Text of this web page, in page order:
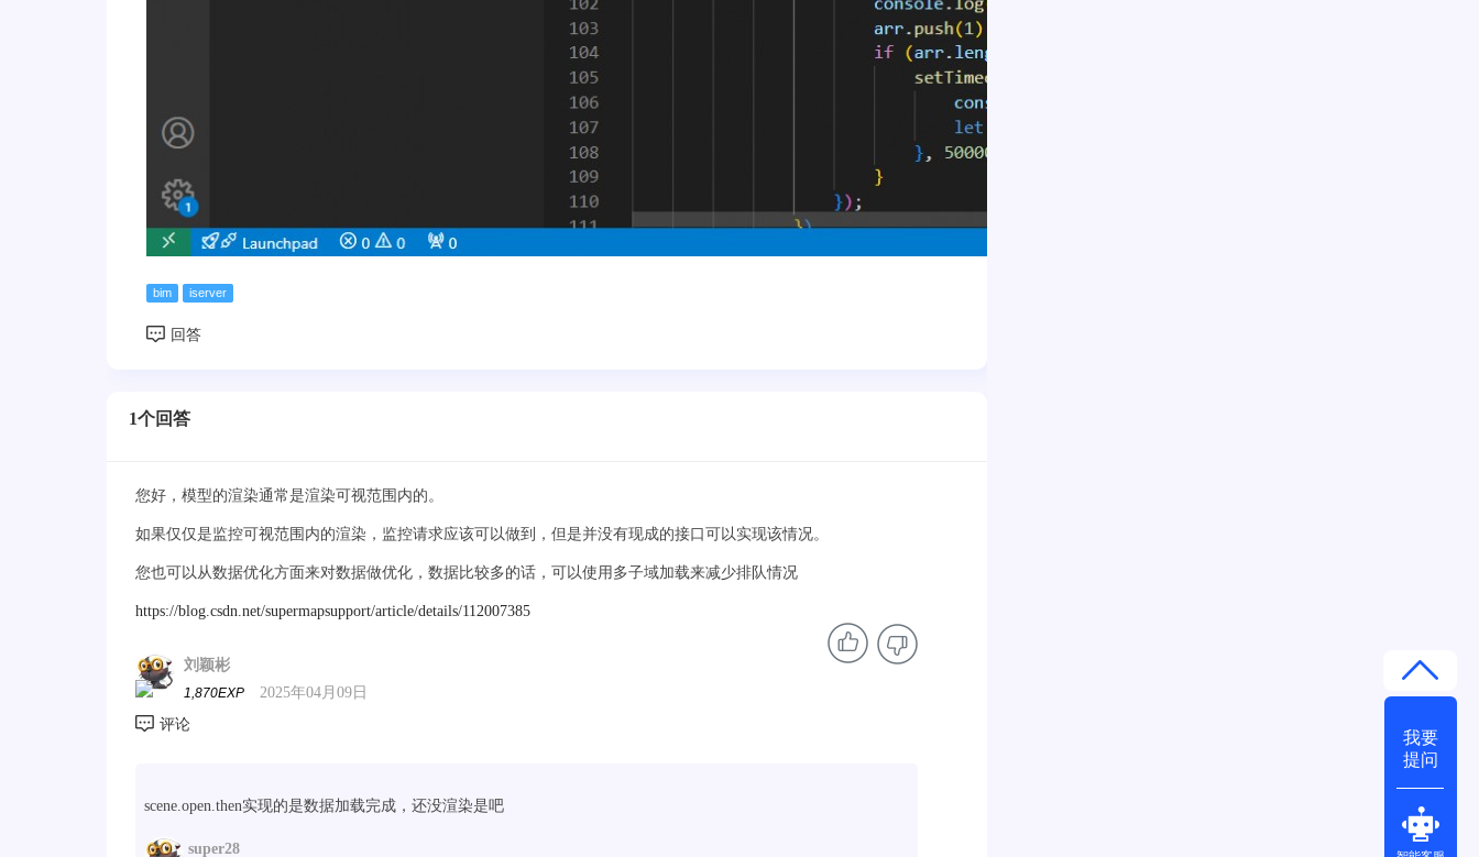
我要
提问
bim iserver
1个回答
您好，模型的渲染通常是渲染可视范围内的。
如果仅仅是监控可视范围内的渲染，监控请求应该可以做到，但是并没有现成的接口可以实现该情况。
您也可以从数据优化方面来对数据做优化，数据比较多的话，可以使用多子域加载来减少排队情况
https://blog.csdn.net/supermapsupport/article/details/112007385
刘颖彬
1,870EXP 2025年04月09日
scene.open.then实现的是数据加载完成，还没渲染是吧
super28